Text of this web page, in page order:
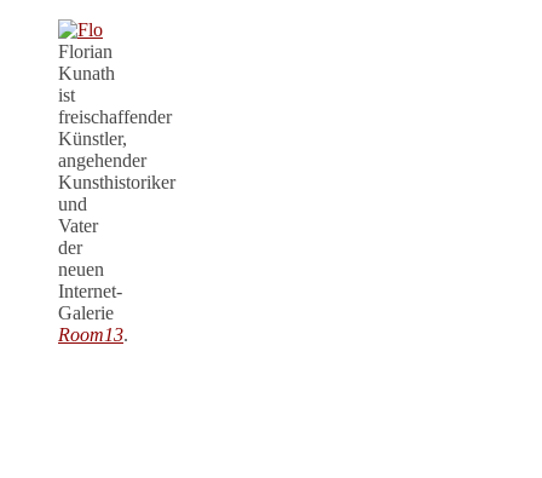
Florian
Kunath
ist
freischaffender
Künstler,
angehender
Kunsthistoriker
und
Vater
der
neuen
Internet-
Galerie
Room13.